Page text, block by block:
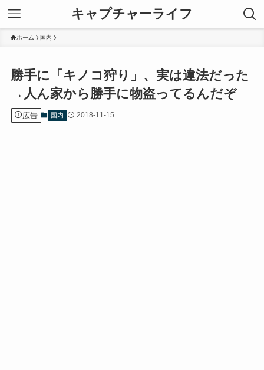
キャプチャーライフ
ホーム 国内
勝手に「キノコ狩り」、実は違法だった
→人ん家から勝手に物盗ってるんだぞ
広告 国内 2018-11-15